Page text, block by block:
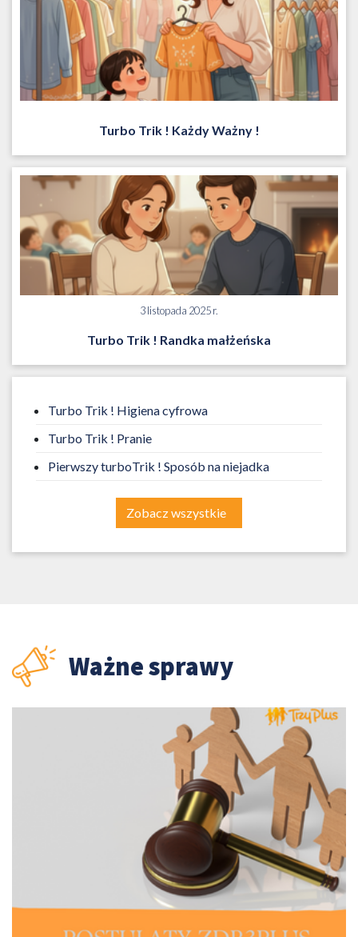
Turbo Trik ! Każdy Ważny !
3 listopada 2025 r.
Turbo Trik ! Randka małżeńska
Turbo Trik ! Higiena cyfrowa
Turbo Trik ! Pranie
Pierwszy turboTrik ! Sposób na niejadka
Zobacz wszystkie
Ważne sprawy